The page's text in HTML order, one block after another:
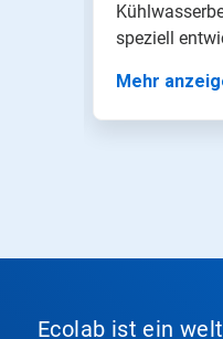
Folien-speziell
Mehr
Ecolab ist ein